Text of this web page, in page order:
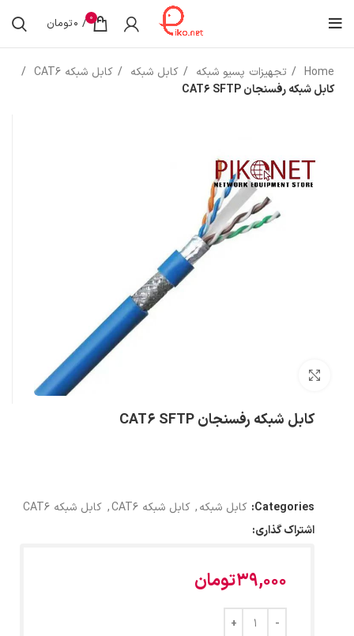
0
/
0تومان
Home تجهیزات پسیو شبکه کابل شبکه
کابل شبکه CAT6
کابل شبکه رفسنجان CAT6 SFTP
کابل شبکه رفسنجان CAT6 SFTP
Categories: کابل شبکه, کابل شبکه CAT6 , کابل شبکه CAT6
اشتراک گذاری:
39,000تومان